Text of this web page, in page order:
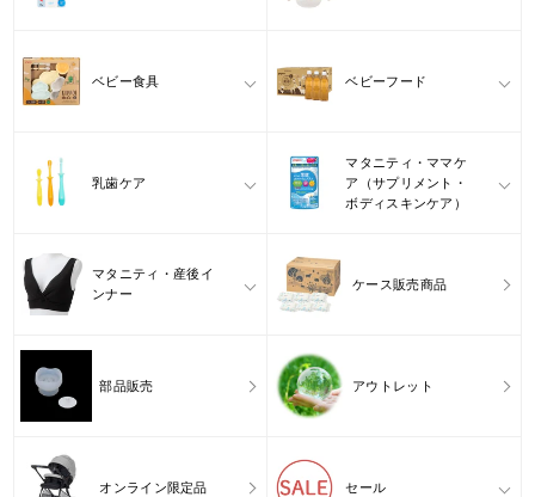
ベビー食具 ベビーフード
乳歯ケア
マタニティ・ママケ
ア（サプリメント・
ボディスキンケア）
マタニティ・産後イ
ンナー
ケース販売商品
部品販売 アウトレット
オンライン限定品 セール